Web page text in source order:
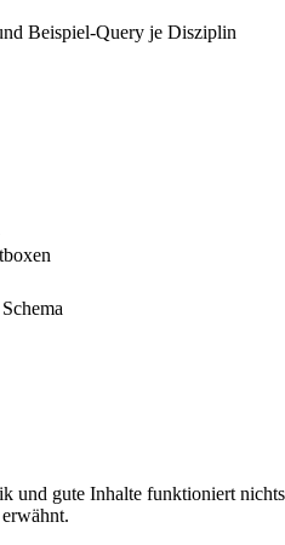
und gute Inhalte funktioniert